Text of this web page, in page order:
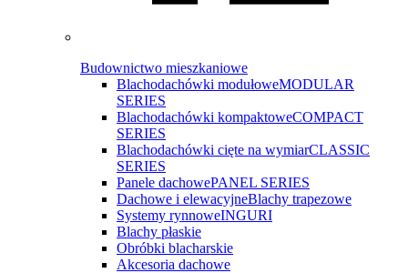
Budownictwo mieszkaniowe
Blachodachówki modułoweMODULAR
SERIES
Blachodachówki kompaktoweCOMPACT
SERIES
Blachodachówki cięte na wymiarCLASSIC
SERIES
Panele dachowePANEL SERIES
Dachowe i elewacyjneBlachy trapezowe
Systemy rynnoweINGURI
Blachy płaskie
Obróbki blacharskie
Akcesoria dachowe